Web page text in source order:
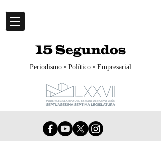
Periodismo • Político • Empresarial